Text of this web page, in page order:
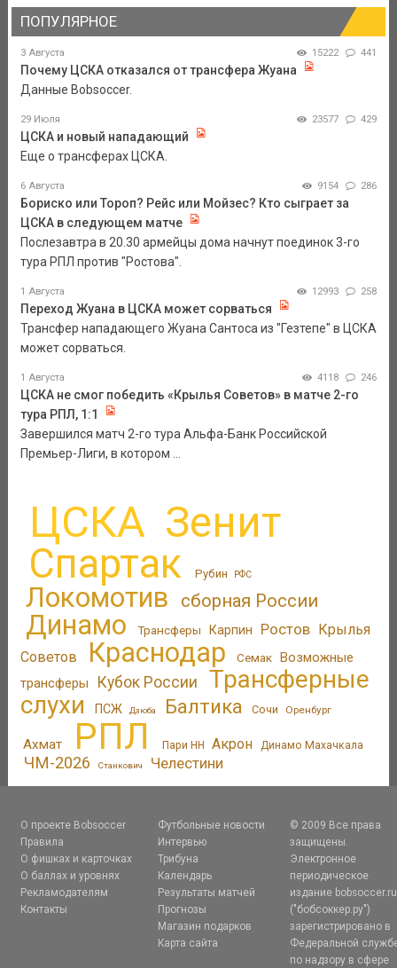
ПОПУЛЯРНОЕ
3 Августа 15222 441
Почему ЦСКА отказался от трансфера Жуана
Данные Bobsoccer.
29 Июля 23577 429
ЦСКА и новый нападающий
Еще о трансферах ЦСКА.
6 Августа 9154 286
Бориско или Тороп? Рейс или Мойзес? Кто сыграет за
ЦСКА в следующем матче
Послезавтра в 20.30 армейцы дома начнут поединок 3-го
тура РПЛ против "Ростова".
1 Августа 12993 258
Переход Жуана в ЦСКА может сорваться
Трансфер нападающего Жуана Сантоса из "Гезтепе" в ЦСКА
может сорваться.
1 Августа 4118 246
ЦСКА не смог победить «Крылья Советов» в матче 2-го
тура РПЛ, 1:1
Завершился матч 2-го тура Альфа-Банк Российской
Премьер-Лиги, в котором ...
ЦСКА Зенит
Спартак Рубин РФС
Локомотив сборная России
Динамо Трансферы Карпин Ростов Крылья
Советов
Краснодар Семак Возможные
трансферы
Кубок России
Трансферные
слухи
ПСЖ Дзюба Балтика Сочи Оренбург
Ахмат РПЛ Пари НН Акрон Динамо Махачкала
ЧМ-2026 Станкович Челестини
О проекте Bobsoccer
Правила
О фишках и карточках
О баллах и уровнях
Рекламодателям
Контакты
Футбольные новости
Интервью
Трибуна
Календарь
Результаты матчей
Прогнозы
Магазин подарков
Карта сайта
© 2009 Все права
защищены.
Электронное
периодическое
издание bobsoccer.ru
("бобсоккер.ру")
зарегистрировано в
Федеральной
по надзору в сфере